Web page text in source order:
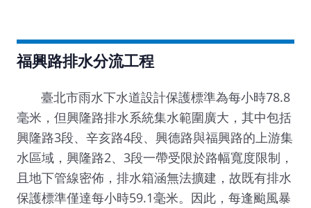
福興路排水分流工程
臺北市雨水下水道設計保護標準為每小時78.8
毫米，但興隆路排水系統集水範圍廣大，其中包括
興隆路3段、辛亥路4段、興德路與福興路的上游集
水區域，興隆路2、3段一帶受限於路幅寬度限制，
且地下管線密佈，排水箱涵無法擴建，故既有排水
保護標準僅達每小時59.1毫米。因此，每逢颱風暴